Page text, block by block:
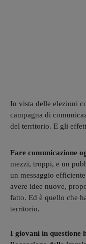
In vista delle elezioni
campagna di
del territorio. E gli
Fare comunicazione
mezzi, troppi, e un
un messaggio
avere idee nuove,
fatto. Ed è quello che
territorio.
I giovani in questione